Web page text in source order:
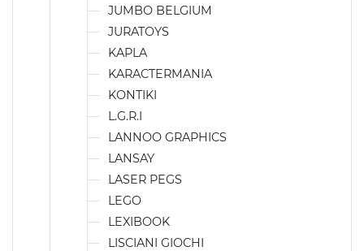
JUMBO BELGIUM
JURATOYS
KAPLA
KARACTERMANIA
KONTIKI
L.G.R.I
LANNOO GRAPHICS
LANSAY
LASER PEGS
LEGO
LEXIBOOK
LISCIANI GIOCHI